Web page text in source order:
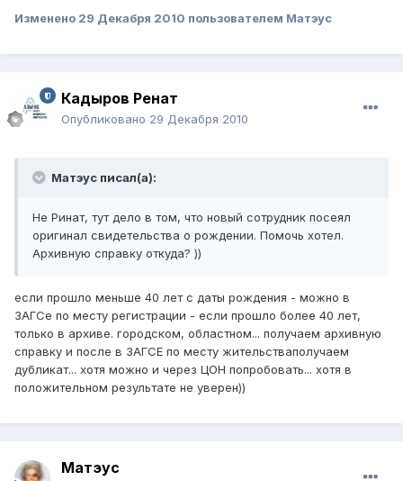
Изменено 29 Декабря 2010 пользователем Матэус
Кадыров Ренат
Опубликовано 29 Декабря 2010
Матэус писал(а):
Не Ринат, тут дело в том, что новый сотрудник посеял
оригинал свидетельства о рождении. Помочь хотел.
Архивную справку откуда? ))
если прошло меньше 40 лет с даты рождения - можно в
ЗАГСе по месту регистрации - если прошло более 40 лет,
только в архиве. городском, областном... получаем архивную
справку и после в ЗАГСЕ по месту жительстваполучаем
дубликат... хотя можно и через ЦОН попробовать... хотя в
положительном результате не уверен))
Матэус